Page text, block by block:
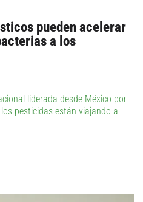
pueden acelerar
a los
liderada desde México por
pesticidas están viajando a